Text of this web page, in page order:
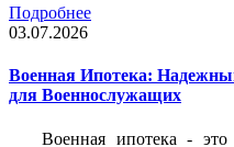
Подробнее
03.07.2026
Военная Ипотека:
для Военнослужащих
Военная ипотека -